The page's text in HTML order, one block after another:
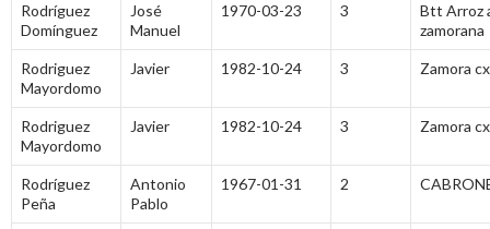
Rodríguez
Domínguez
José
Manuel
1970-03-23 3
Btt Arroz
zamorana
Rodriguez
Mayordomo
Javier 1982-10-24 3 Zamora cx
Rodriguez
Mayordomo
Javier 1982-10-24 3 Zamora cx
Rodríguez
Peña
Antonio
Pablo
1967-01-31 2